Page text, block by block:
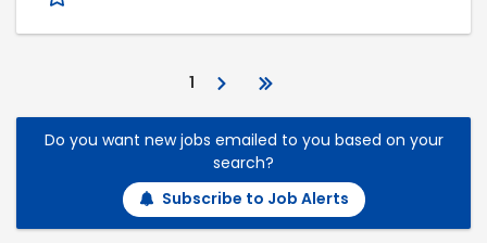
1
Do you want new jobs emailed to you based on your
search?
Subscribe to Job Alerts